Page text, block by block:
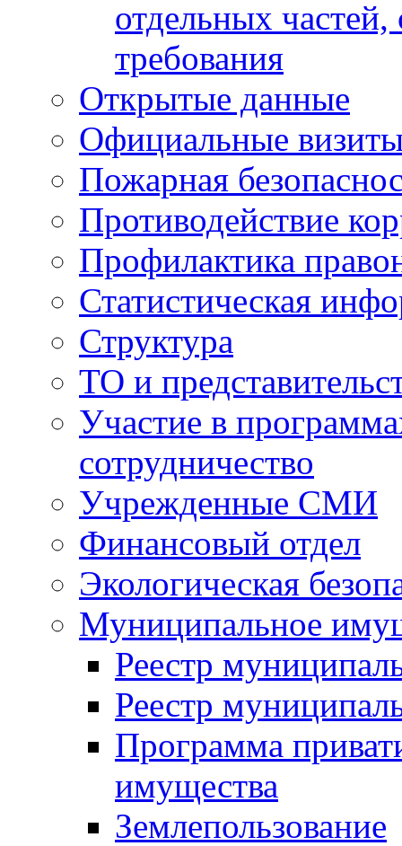
отдельных
требования
Открытые данные
Официальные
Пожарная
Противодействие
Профилактика
Статистическая
Структура
ТО и
Участие в
сотрудничество
Учрежденные СМИ
Финансовый отдел
Экологическая
Муниципальное
Реестр
Реестр
Программа
имущества
Землепользование